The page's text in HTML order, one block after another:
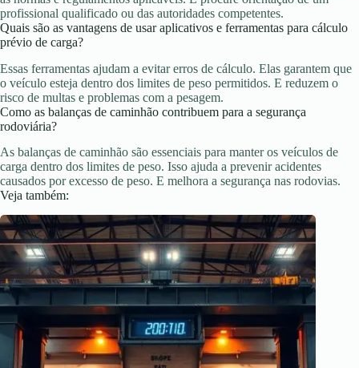
profissional qualificado ou das autoridades competentes.
Quais são as vantagens de usar aplicativos e ferramentas para cálculo
prévio de carga?
Essas ferramentas ajudam a evitar erros de cálculo. Elas garantem que
o veículo esteja dentro dos limites de peso permitidos. E reduzem o
risco de multas e problemas com a pesagem.
Como as balanças de caminhão contribuem para a segurança
rodoviária?
As balanças de caminhão são essenciais para manter os veículos de
carga dentro dos limites de peso. Isso ajuda a prevenir acidentes
causados por excesso de peso. E melhora a segurança nas rodovias.
Veja também: